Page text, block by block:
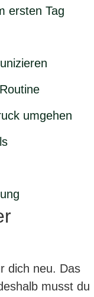
ersten Tag
umgehen
dich neu. Das
musst du